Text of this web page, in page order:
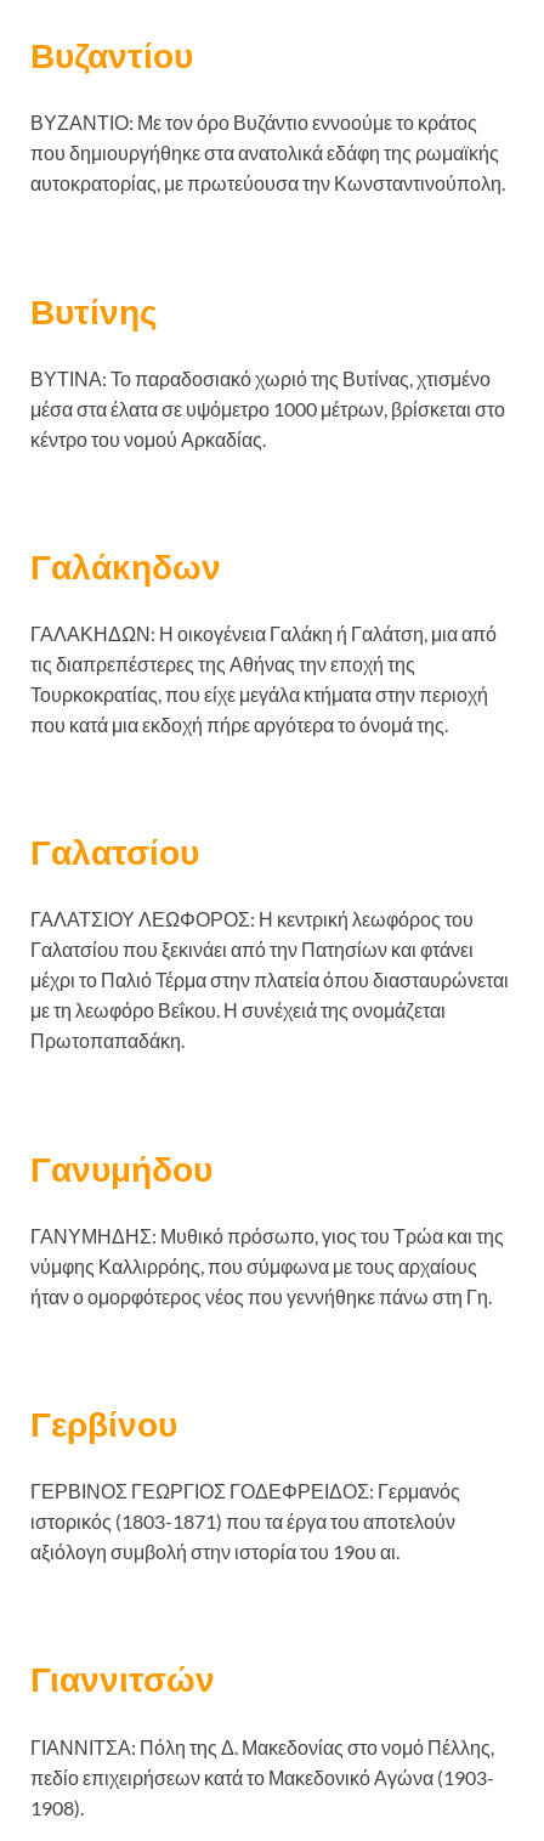
Βυζαντίου
ΒΥΖΑΝΤΙΟ: Με τον όρο Βυζάντιο εννοούμε το κράτος
που δημιουργήθηκε στα ανατολικά εδάφη της ρωμαϊκής
αυτοκρατορίας, με πρωτεύουσα την Κωνσταντινούπολη.
Βυτίνης
ΒΥΤΙΝΑ: Το παραδοσιακό χωριό της Βυτίνας, χτισμένο
μέσα στα έλατα σε υψόμετρο 1000 μέτρων, βρίσκεται στο
κέντρο του νομού Αρκαδίας.
Γαλάκηδων
ΓΑΛΑΚΗΔΩΝ: Η οικογένεια Γαλάκη ή Γαλάτση, μια από
τις διαπρεπέστερες της Αθήνας την εποχή της
Τουρκοκρατίας, που είχε μεγάλα κτήματα στην περιοχή
που κατά μια εκδοχή πήρε αργότερα το όνομά της.
Γαλατσίου
ΓΑΛΑΤΣΙΟΥ ΛΕΩΦΟΡΟΣ: Η κεντρική λεωφόρος του
Γαλατσίου που ξεκινάει από την Πατησίων και φτάνει
μέχρι το Παλιό Τέρμα στην πλατεία όπου διασταυρώνεται
με τη λεωφόρο Βεΐκου. Η συνέχειά της ονομάζεται
Πρωτοπαπαδάκη.
Γανυμήδου
ΓΑΝΥΜΗΔΗΣ: Μυθικό πρόσωπο, γιος του Τρώα και της
νύμφης Καλλιρρόης, που σύμφωνα με τους αρχαίους
ήταν ο ομορφότερος νέος που γεννήθηκε πάνω στη Γη.
Γερβίνου
ΓΕΡΒΙΝΟΣ ΓΕΩΡΓΙΟΣ ΓΟΔΕΦΡΕΙΔΟΣ: Γερμανός
ιστορικός (1803-1871) που τα έργα του αποτελούν
αξιόλογη συμβολή στην ιστορία του 19ου αι.
Γιαννιτσών
ΓΙΑΝΝΙΤΣΑ: Πόλη της Δ. Μακεδονίας στο νομό Πέλλης,
πεδίο επιχειρήσεων κατά το Μακεδονικό Αγώνα (1903-
1908).